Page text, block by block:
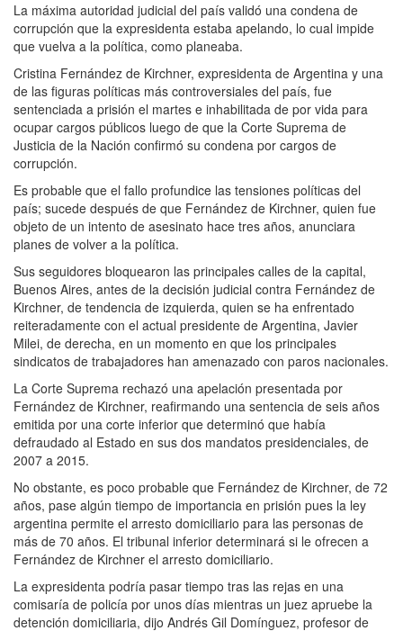
La máxima autoridad judicial del país validó una condena de
corrupción que la expresidenta estaba apelando, lo cual impide
que vuelva a la política, como planeaba.
Cristina Fernández de Kirchner, expresidenta de Argentina y una
de las figuras políticas más controversiales del país, fue
sentenciada a prisión el martes e inhabilitada de por vida para
ocupar cargos públicos luego de que la Corte Suprema de
Justicia de la Nación confirmó su condena por cargos de
corrupción.
Es probable que el fallo profundice las tensiones políticas del
país; sucede después de que Fernández de Kirchner, quien fue
objeto de un intento de asesinato hace tres años, anunciara
planes de volver a la política.
Sus seguidores bloquearon las principales calles de la capital,
Buenos Aires, antes de la decisión judicial contra Fernández de
Kirchner, de tendencia de izquierda, quien se ha enfrentado
reiteradamente con el actual presidente de Argentina, Javier
Milei, de derecha, en un momento en que los principales
sindicatos de trabajadores han amenazado con paros nacionales.
La Corte Suprema rechazó una apelación presentada por
Fernández de Kirchner, reafirmando una sentencia de seis años
emitida por una corte inferior que determinó que había
defraudado al Estado en sus dos mandatos presidenciales, de
2007 a 2015.
No obstante, es poco probable que Fernández de Kirchner, de 72
años, pase algún tiempo de importancia en prisión pues la ley
argentina permite el arresto domiciliario para las personas de
más de 70 años. El tribunal inferior determinará si le ofrecen a
Fernández de Kirchner el arresto domiciliario.
La expresidenta podría pasar tiempo tras las rejas en una
comisaría de policía por unos días mientras un juez apruebe la
detención domiciliaria, dijo Andrés Gil Domínguez, profesor de